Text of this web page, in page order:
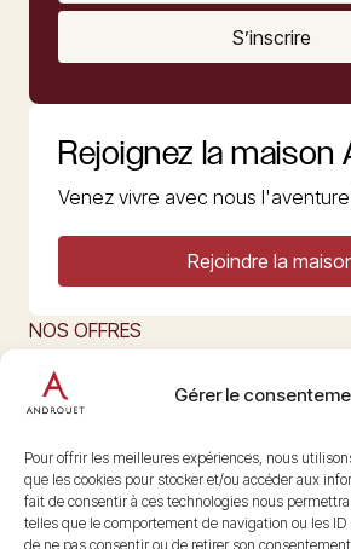
Gérer le
Pour offrir les meilleures expériences, nous
que les cookies pour stocker et/ou accéder aux
fait de consentir à ces technologies nous
telles que le comportement de navigation ou les
de ne pas consentir ou de retirer son
S’inscrire
Rejoignez la maison
Venez vivre avec nous
Rejoindre la
NOS OFFRES
L’ART DU FROMAGE
Nous suivre
@maisonandrouet
Copyright © 2026